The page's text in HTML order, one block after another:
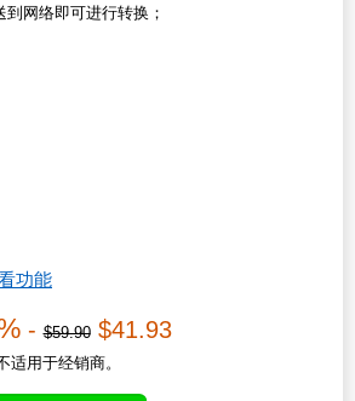
网络即可进行转换；
功能
-$59.90$41.93
适用于经销商。